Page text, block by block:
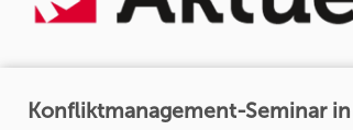
Konfliktmanagement-Seminar